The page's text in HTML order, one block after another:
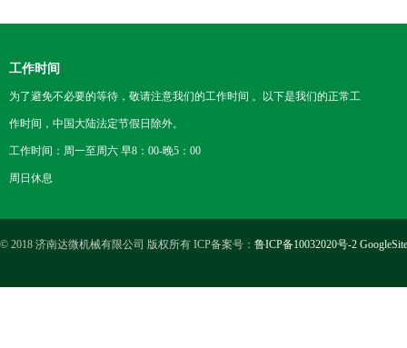
工作时间
为了避免不必要的等待，敬请注意我们的工作时间 。以下是我们的正常工
作时间，中国大陆法定节假日除外。
工作时间：周一至周六 早8：00-晚5：00
周日休息
© 2018 济南达微机械有限公司 版权所有 ICP备案号： 鲁ICP备10032020号-2